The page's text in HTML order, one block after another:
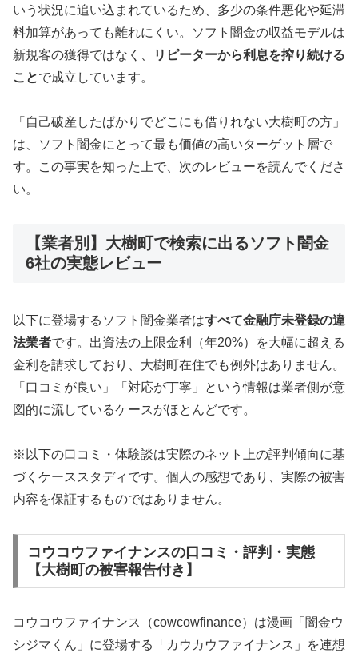
いう状況に追い込まれているため、多少の条件悪化や延滞
料加算があっても離れにくい。ソフト闇金の収益モデルは
新規客の獲得ではなく、
リピーターから利息を搾り続ける
ことで成立しています。
「自己破産したばかりでどこにも借りれない大樹町の方」
は、ソフト闇金にとって最も価値の高いターゲット層で
す。この事実を知った上で、次のレビューを読んでくださ
い。
【業者別】大樹町で検索に出るソフト闇金
6社の実態レビュー
以下に登場するソフト闇金業者はすべて金融庁未登録の違
法業者です。出資法の上限金利（年20%）を大幅に超える
金利を請求しており、大樹町在住でも例外はありません。
「口コミが良い」「対応が丁寧」という情報は業者側が意
図的に流しているケースがほとんどです。
※以下の口コミ・体験談は実際のネット上の評判傾向に基
づくケーススタディです。個人の感想であり、実際の被害
内容を保証するものではありません。
コウコウファイナンスの口コミ・評判・実態
【大樹町の被害報告付き】
コウコウファイナンス（cowcowfinance）は漫画「闇金ウ
シジマくん」に登場する「カウカウファイナンス」を連想